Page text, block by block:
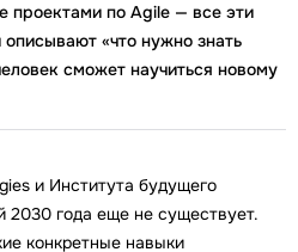
проектами по Agile — все эти
«что нужно знать
сможет научиться новому
и Института будущего
2030 года еще не существует.
конкретные навыки